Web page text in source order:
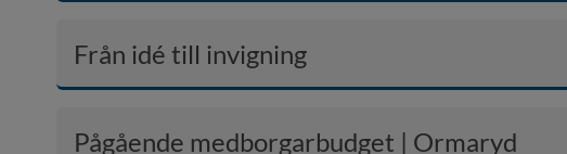
Från idé till invigning
Pågående medborgarbudget | Ormaryd